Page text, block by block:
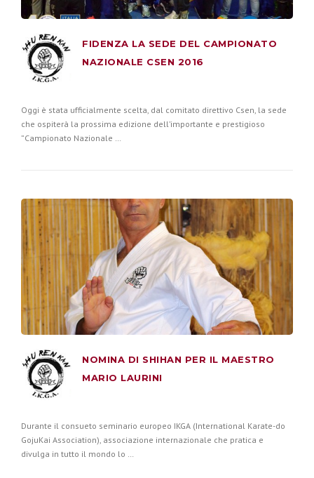
FIDENZA LA SEDE DEL CAMPIONATO
NAZIONALE CSEN 2016
Oggi è stata ufficialmente scelta, dal comitato direttivo Csen, la sede
che ospiterà la prossima edizione dell’importante e prestigioso
”Campionato Nazionale …
NOMINA DI SHIHAN PER IL MAESTRO
MARIO LAURINI
Durante il consueto seminario europeo IKGA (International Karate-do
GojuKai Association), associazione internazionale che pratica e
divulga in tutto il mondo lo …